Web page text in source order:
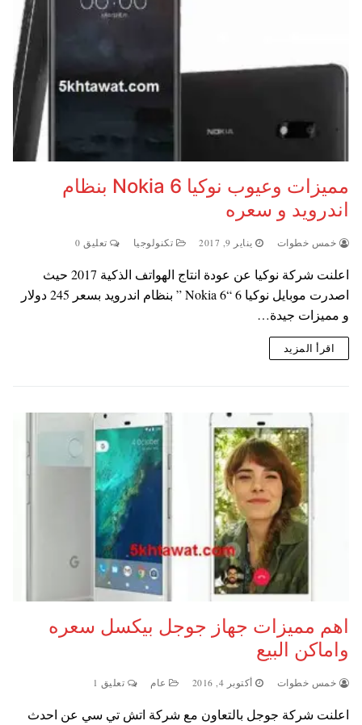
مميزات وعيوب نوكيا 6 Nokia بنظام
اندرويد و سعره
خمس خطوات يناير 9, 2017 تكنولوجيا تعليق 0
اعلنت شركة نوكيا عن عودة انتاج الهواتف الذكية 2017 حيث
اصدرت موبايل نوكيا 6 “Nokia 6 ” بنظام اندرويد بسعر 245 دولار
و مميزات جيدة…
اقرأ المزيد
اهم مميزات جهاز جوجل بيكسل سعره
واماكن البيع
خمس خطوات أكتوبر 4, 2016 عام تعليق 1
اعلنت شركة جوجل بالتعاون مع شركة اتش تي سي عن احدث